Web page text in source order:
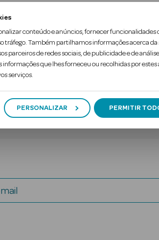
conteúdo e anúncios, fornecer funcionalidades
tráfego. Também partilhamos informações acerca da
parceiros de redes sociais, de publicidade e de
que lhes forneceu ou recolhidas por estes
serviços.
PERSONALIZAR PERMITIR
nutrientes Pro-V ativos para
a aspereza e controla o frisado.